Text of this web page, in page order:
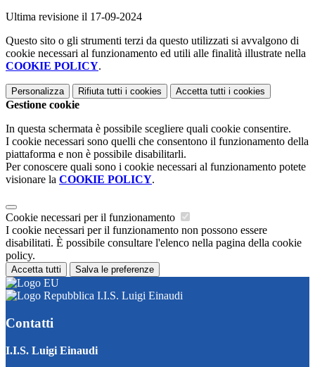
Ultima revisione il 17-09-2024
Questo sito o gli strumenti terzi da questo utilizzati si avvalgono di
cookie necessari al funzionamento ed utili alle finalità illustrate nella
COOKIE POLICY.
Personalizza Rifiuta tutti i cookies Accetta tutti i cookies
Gestione cookie
In questa schermata è possibile scegliere quali cookie consentire.
I cookie necessari sono quelli che consentono il funzionamento della
piattaforma e non è possibile disabilitarli.
Per conoscere quali sono i cookie necessari al funzionamento potete
visionare la COOKIE POLICY.
Cookie necessari per il funzionamento
I cookie necessari per il funzionamento non possono essere
disabilitati. È possibile consultare l'elenco nella pagina della cookie
policy.
Accetta tutti Salva le preferenze
I.I.S. Luigi Einaudi
Contatti
I.I.S. Luigi Einaudi